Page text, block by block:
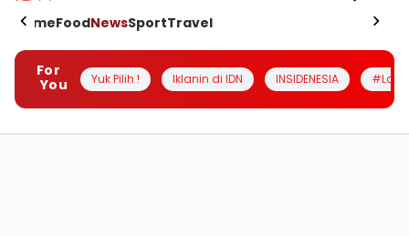
HomeFoodNewsSportTravel
For
You
Yuk Pilih ! Iklanin di IDN INSIDENESIA